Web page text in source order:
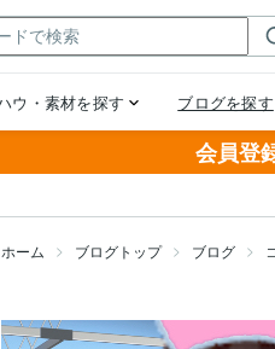
会員登
ホーム ブログトップ ブログ